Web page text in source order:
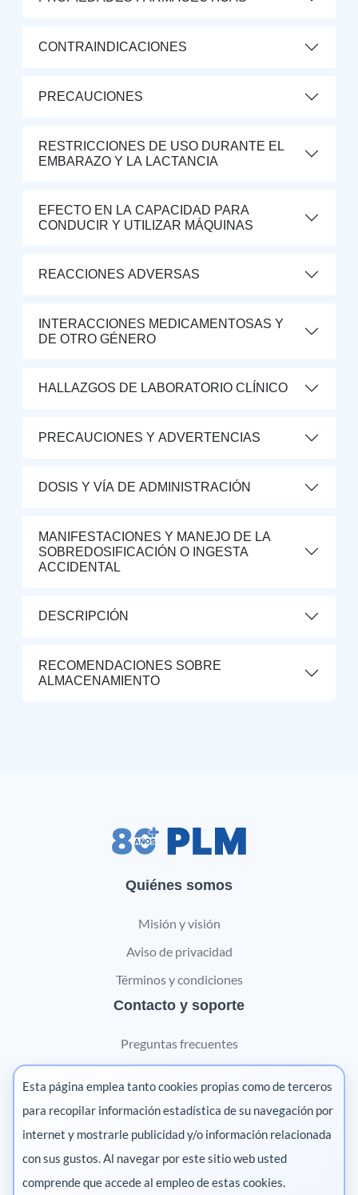
CONTRAINDICACIONES
PRECAUCIONES
RESTRICCIONES DE USO DURANTE EL
EMBARAZO Y LA LACTANCIA
EFECTO EN LA CAPACIDAD PARA
CONDUCIR Y UTILIZAR MÁQUINAS
REACCIONES ADVERSAS
INTERACCIONES MEDICAMENTOSAS Y
DE OTRO GÉNERO
HALLAZGOS DE LABORATORIO CLÍNICO
PRECAUCIONES Y ADVERTENCIAS
DOSIS Y VÍA DE ADMINISTRACIÓN
MANIFESTACIONES Y MANEJO DE LA
SOBREDOSIFICACIÓN O INGESTA
ACCIDENTAL
DESCRIPCIÓN
RECOMENDACIONES SOBRE
ALMACENAMIENTO
Quiénes somos
Misión y visión
Aviso de privacidad
Términos y condiciones
Contacto y soporte
Preguntas frecuentes
Contáctanos
Marketing digital
Pharma
Esta página emplea tanto cookies propias como de terceros
para recopilar información estadística de su navegación por
internet y mostrarle publicidad y/o información relacionada
con sus gustos. Al navegar por este sitio web usted
comprende que accede al empleo de estas cookies.